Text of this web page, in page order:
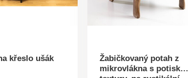
křeslo ušák
Žabičkovaný potah z
mikrovlákna s potiskem